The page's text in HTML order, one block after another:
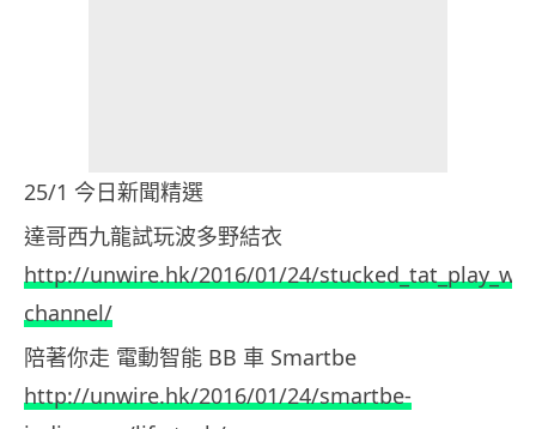
25/1 今日新聞精選
達哥西九龍試玩波多野結衣
http://unwire.hk/2016/01/24/
channel/
陪著你走 電動智能 BB 車 Smartbe
http://unwire.hk/2016/01/24/smartbe-